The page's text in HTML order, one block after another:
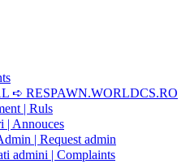
➪ RESPAWN.WORLDCS.RO
| Ruls
Annouces
| Request admin
admini | Complaints